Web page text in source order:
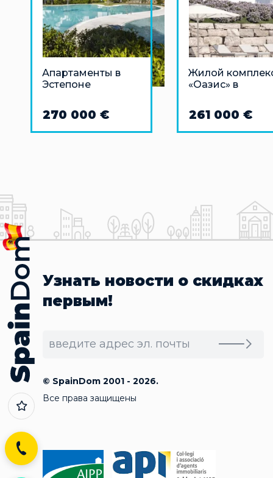
Апартаменты в
Эстепоне
270 000 €
Жилой
«Оазис» в
261 000 €
Узнать новости о скидках
первым!
© SpainDom 2001 - 2026.
Все права защищены